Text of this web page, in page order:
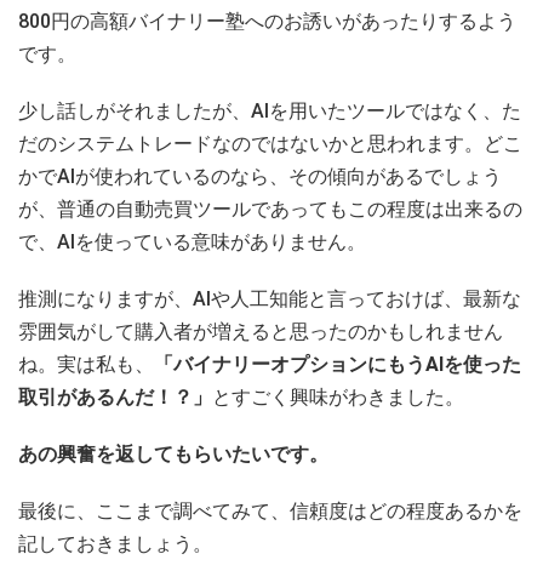
800円の高額バイナリー塾へのお誘いがあったりするよう
です。
少し話しがそれましたが、AIを用いたツールではなく、た
だのシステムトレードなのではないかと思われます。どこ
かでAIが使われているのなら、その傾向があるでしょう
が、普通の自動売買ツールであってもこの程度は出来るの
で、AIを使っている意味がありません。
推測になりますが、AIや人工知能と言っておけば、最新な
雰囲気がして購入者が増えると思ったのかもしれません
ね。実は私も、
「バイナリーオプションにもうAIを使った
取引があるんだ！？」 とすごく興味がわきました。
あの興奮を返してもらいたいです。
最後に、ここまで調べてみて、信頼度はどの程度あるかを
記しておきましょう。